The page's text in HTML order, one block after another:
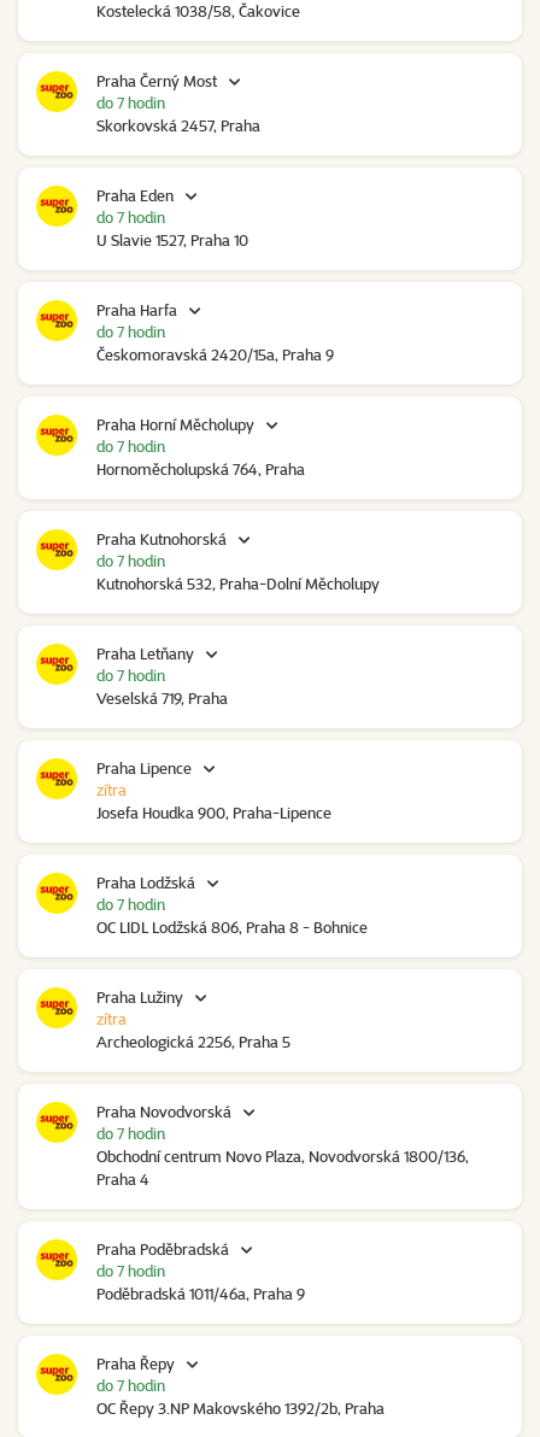
Kostelecká 1038/58, Čakovice
Praha Černý Most
Skorkovská 2457, Praha
do 7 hodin
Praha Eden
U Slavie 1527, Praha 10
do 7 hodin
Praha Harfa
Českomoravská 2420/15a, Praha 9
do 7 hodin
Praha Horní Měcholupy
Hornoměcholupská 764, Praha
do 7 hodin
Praha Kutnohorská
Kutnohorská 532, Praha-Dolní Měcholupy
do 7 hodin
Praha Letňany
Veselská 719, Praha
do 7 hodin
Praha Lipence
Josefa Houdka 900, Praha-Lipence
zítra
Praha Lodžská
OC LIDL Lodžská 806, Praha 8 - Bohnice
do 7 hodin
Praha Lužiny
Archeologická 2256, Praha 5
zítra
Praha Novodvorská
Obchodní centrum Novo Plaza, Novodvorská 1800/136,
Praha 4
do 7 hodin
Praha Poděbradská
Poděbradská 1011/46a, Praha 9
do 7 hodin
Praha Řepy
OC Řepy 3.NP Makovského 1392/2b, Praha
do 7 hodin